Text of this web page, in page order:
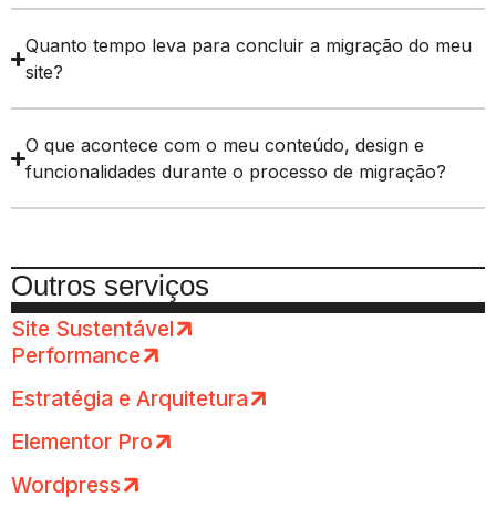
Quanto tempo leva para concluir a migração do meu
site?
O que acontece com o meu conteúdo, design e
funcionalidades durante o processo de migração?
Outros serviços
Site Sustentável
Performance
Estratégia e Arquitetura
Elementor Pro
Wordpress